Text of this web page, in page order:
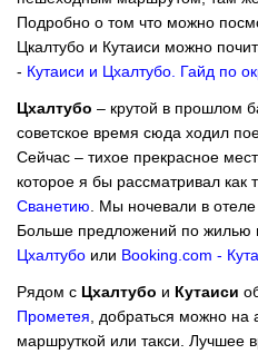
Подробно о том что можно
Цкалтубо и Кутаиси можно
- Кутаиси и Цхалтубо. Гайд по
Цхалтубо – крутой в прошлом
советское время сюда ходил
Сейчас – тихое прекрасное
которое я бы рассматривал как
Сванетию. Мы ночевали в отеле
Больше предложений по жилью
Цхалтубо или Booking.com -
Рядом с Цхалтубо и Кутаиси
Прометея, добраться можно на
маршруткой или такси. Лучшее